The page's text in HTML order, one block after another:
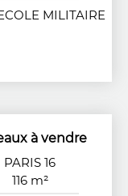
MILITAIRE
à vendre
PARIS 16
116 m²